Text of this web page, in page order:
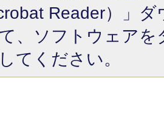
Reader）」
、ソフトウェア
てください。